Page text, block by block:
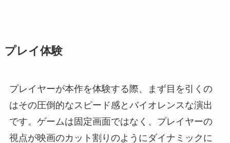
プレイ体験
プレイヤーが本作を体験する際、まず目を引くの
はその圧倒的なスピード感とバイオレンスな演出
です。ゲームは固定画面ではなく、プレイヤーの
視点が映画のカット割りのようにダイナミックに